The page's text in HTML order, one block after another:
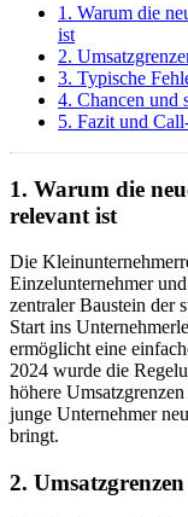
1. Warum die
ist
2.
3. Typische
4. Chancen und
5. Fazit und
1. Warum die
relevant ist
Die
Einzelunternehmer
zentraler Baustein der
Start ins
ermöglicht eine
2024 wurde die
höhere
junge Unternehmer
bringt.
2.